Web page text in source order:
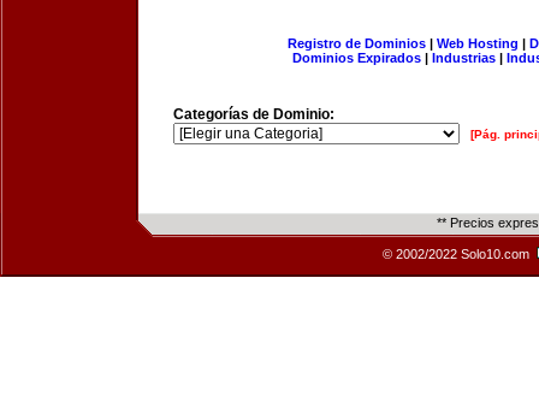
Registro de Dominios| Web Hosting |
Dominios Expirados | Industrias |
Categorías de Dominio:
[Pág.
** Precios
© 2002/2022 Solo10.com